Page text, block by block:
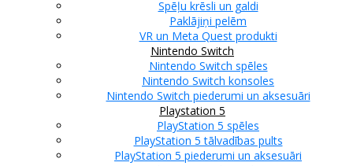
Spēļu krēsli un galdi
Paklājiņi pelēm
VR un Meta Quest produkti
Nintendo Switch
Nintendo Switch spēles
Nintendo Switch konsoles
Nintendo Switch piederumi un aksesuāri
Playstation 5
PlayStation 5 spēles
PlayStation 5 tālvadības pults
PlayStation 5 piederumi un aksesuāri